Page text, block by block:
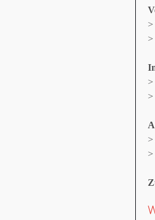
>
>
>
>
>
>